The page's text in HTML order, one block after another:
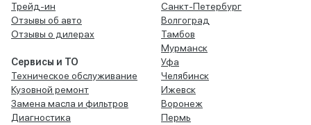
Трейд-ин
Отзывы об авто
Отзывы о дилерах
Сервисы и ТО
Техническое обслуживание
Кузовной ремонт
Замена масла и фильтров
Диагностика
Санкт-Петербург
Волгоград
Тамбов
Мурманск
Уфа
Челябинск
Ижевск
Воронеж
Пермь